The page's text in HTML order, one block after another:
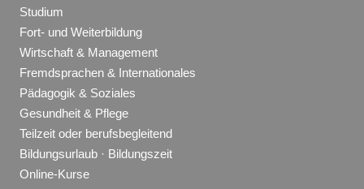
Studium
Fort- und Weiterbildung
Wirtschaft & Management
Fremdsprachen & Internationales
Pädagogik & Soziales
Gesundheit & Pflege
Teilzeit oder berufsbegleitend
Bildungsurlaub · Bildungszeit
Online-Kurse